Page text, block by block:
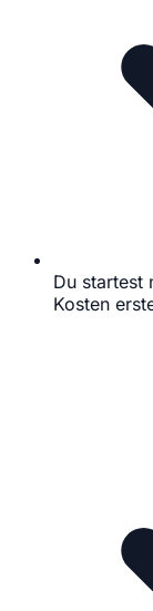
Du startest
Kosten